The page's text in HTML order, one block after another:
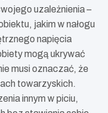
uzależnienia –
jakim w nałogu
napięcia
mogą ukrywać
musi oznaczać, że
towarzyskich.
innym w piciu,